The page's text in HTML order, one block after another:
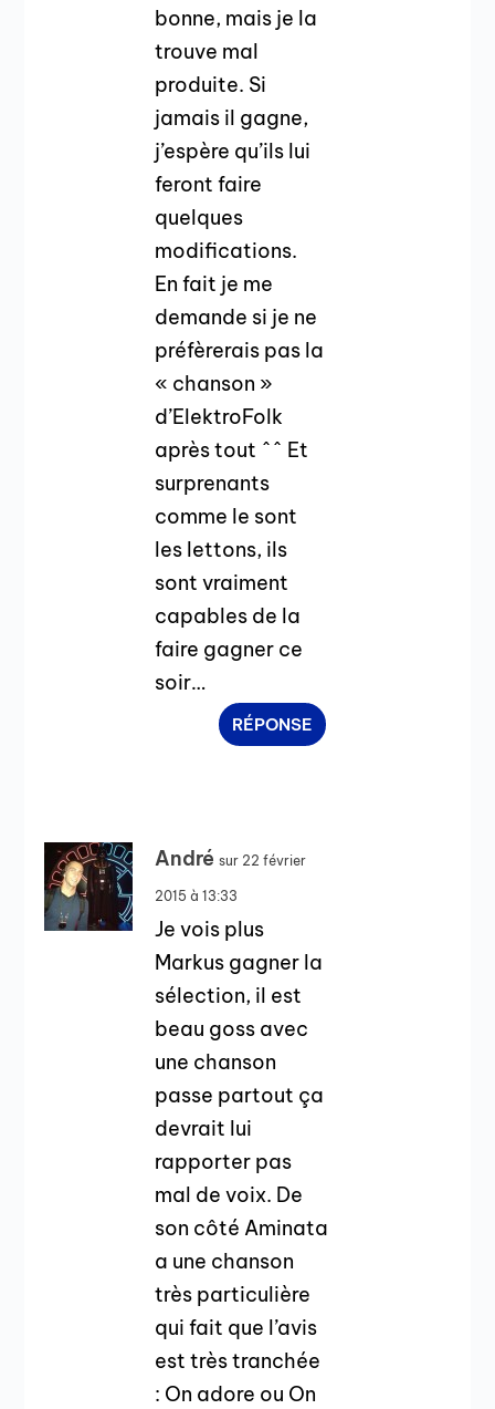
bonne, mais je la
trouve mal
produite. Si
jamais il gagne,
j’espère qu’ils lui
feront faire
quelques
modifications.
En fait je me
demande si je ne
préfèrerais pas la
« chanson »
d’ElektroFolk
après tout ^^ Et
surprenants
comme le sont
les lettons, ils
sont vraiment
capables de la
faire gagner ce
soir…
RÉPONSE
André sur 22 février
2015 à 13:33
Je vois plus
Markus gagner la
sélection, il est
beau goss avec
une chanson
passe partout ça
devrait lui
rapporter pas
mal de voix. De
son côté Aminata
a une chanson
très particulière
qui fait que l’avis
est très tranchée
: On adore ou On